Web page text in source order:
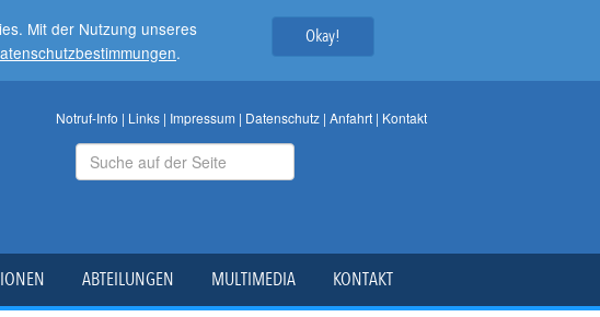
Mit der Nutzung unseres
.
Okay!
Notruf-Info | Links| Impressum | Datenschutz| Anfahrt| Kontakt
ABTEILUNGEN MULTIMEDIA KONTAKT